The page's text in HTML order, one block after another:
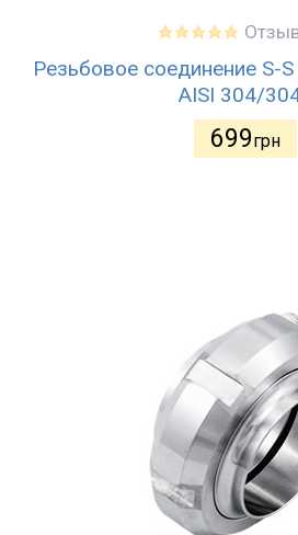
Резьбовое соединение S-
AISI 304/
699грн